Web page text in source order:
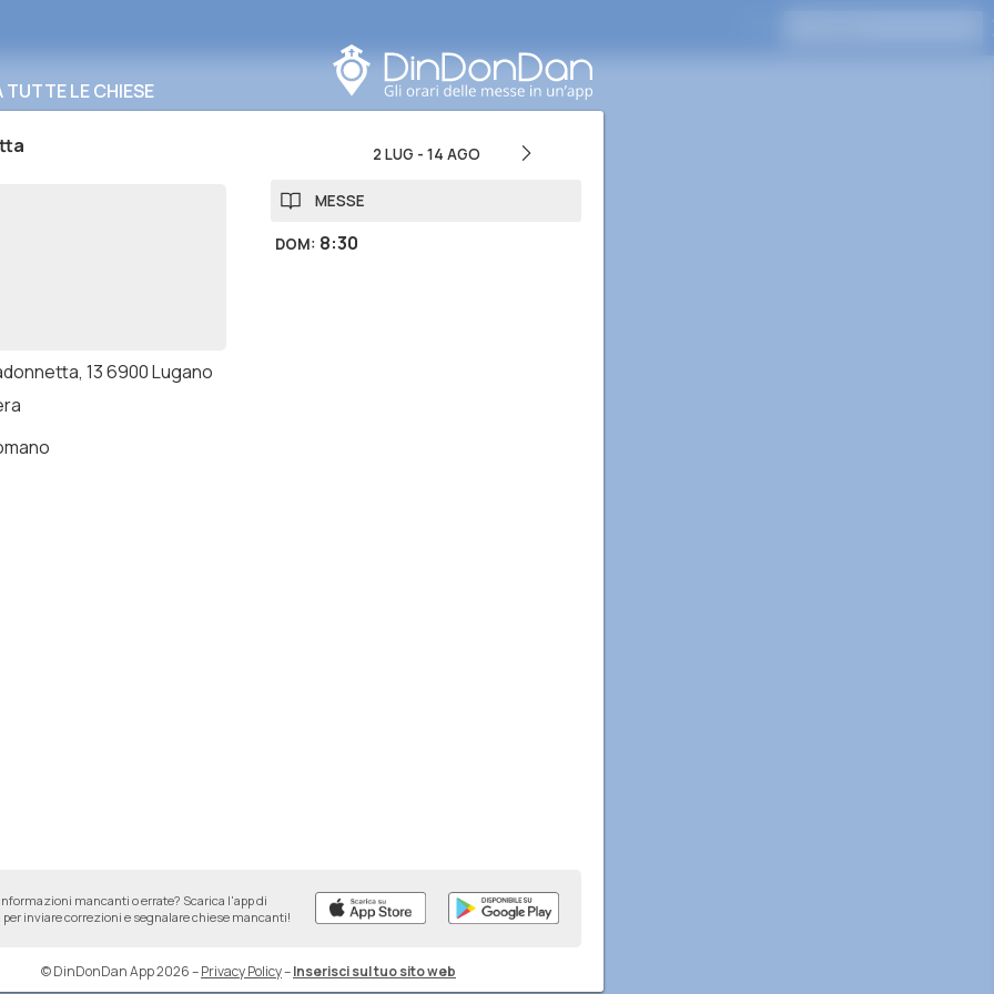
LE CHIESE
13 6900 Lugano
2 LUG - 14 AGO
MESSE
DOM: 8:30
mancanti o errate? Scarica l'app di
per inviare correzioni e segnalare chiese mancanti!
© DinDonDan App 2026–Privacy Policy–Inserisci sul tuo sito web